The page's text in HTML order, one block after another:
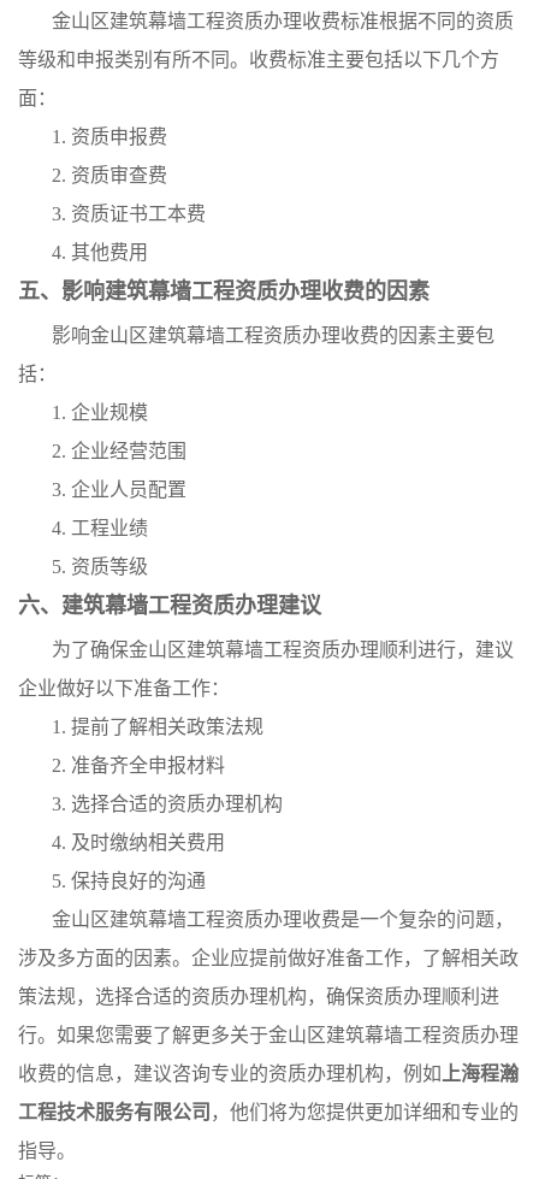
金山区建筑幕墙工程资质办理收费标准根据不同的资质
等级和申报类别有所不同。收费标准主要包括以下几个方
面：
1. 资质申报费
2. 资质审查费
3. 资质证书工本费
4. 其他费用
五、影响建筑幕墙工程资质办理收费的因素
影响金山区建筑幕墙工程资质办理收费的因素主要包
括：
1. 企业规模
2. 企业经营范围
3. 企业人员配置
4. 工程业绩
5. 资质等级
六、建筑幕墙工程资质办理建议
为了确保金山区建筑幕墙工程资质办理顺利进行，建议
企业做好以下准备工作：
1. 提前了解相关政策法规
2. 准备齐全申报材料
3. 选择合适的资质办理机构
4. 及时缴纳相关费用
5. 保持良好的沟通
金山区建筑幕墙工程资质办理收费是一个复杂的问题，
涉及多方面的因素。企业应提前做好准备工作，了解相关政
策法规，选择合适的资质办理机构，确保资质办理顺利进
行。如果您需要了解更多关于金山区建筑幕墙工程资质办理
收费的信息，建议咨询专业的资质办理机构，例如 上海程瀚
工程技术服务有限公司 ，他们将为您提供更加详细和专业的
指导。